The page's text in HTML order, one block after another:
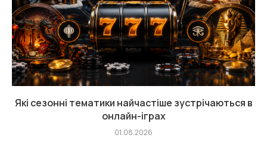
Які сезонні тематики найчастіше зустрічаються в
онлайн-іграх
01.08.2026